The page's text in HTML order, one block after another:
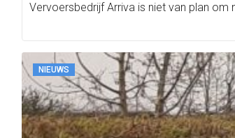
Vervoersbedrijf Arriva is niet van plan
NIEUWS